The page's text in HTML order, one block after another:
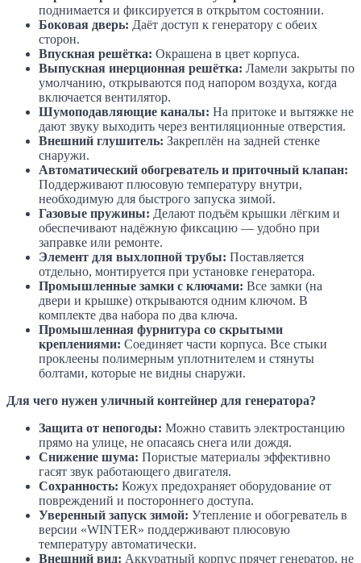
поднимается и фиксируется в открытом состоянии.
Боковая дверь: Даёт доступ к генератору с обеих
сторон.
Впускная решётка: Окрашена в цвет корпуса.
Выпускная инерционная решётка: Ламели закрыты по
умолчанию, открываются под напором воздуха, когда
включается вентилятор.
Шумоподавляющие каналы: На притоке и вытяжке не
дают звуку выходить через вентиляционные отверстия.
Внешний глушитель: Закреплён на задней стенке
снаружи.
Автоматический обогреватель и приточный клапан:
Поддерживают плюсовую температуру внутри,
необходимую для быстрого запуска зимой.
Газовые пружины: Делают подъём крышки лёгким и
обеспечивают надёжную фиксацию — удобно при
заправке или ремонте.
Элемент для выхлопной трубы: Поставляется
отдельно, монтируется при установке генератора.
Промышленные замки с ключами: Все замки (на
двери и крышке) открываются одним ключом. В
комплекте два набора по два ключа.
Промышленная фурнитура со скрытыми
креплениями: Соединяет части корпуса. Все стыки
проклеены полимерным уплотнителем и стянуты
болтами, которые не видны снаружи.
Для чего нужен уличный контейнер для генератора?
Защита от непогоды: Можно ставить электростанцию
прямо на улице, не опасаясь снега или дождя.
Снижение шума: Пористые материалы эффективно
гасят звук работающего двигателя.
Сохранность: Кожух предохраняет оборудование от
повреждений и постороннего доступа.
Уверенный запуск зимой: Утепление и обогреватель в
версии «WINTER» поддерживают плюсовую
температуру автоматически.
Внешний вид: Аккуратный корпус прячет генератор, не